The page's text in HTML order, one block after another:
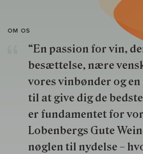
OM OS
“En passion for vin,
besættelse, nære
vores vinbønder og
til at give dig de
er fundamentet for
Lobenbergs Gute
nøglen til nydelse –